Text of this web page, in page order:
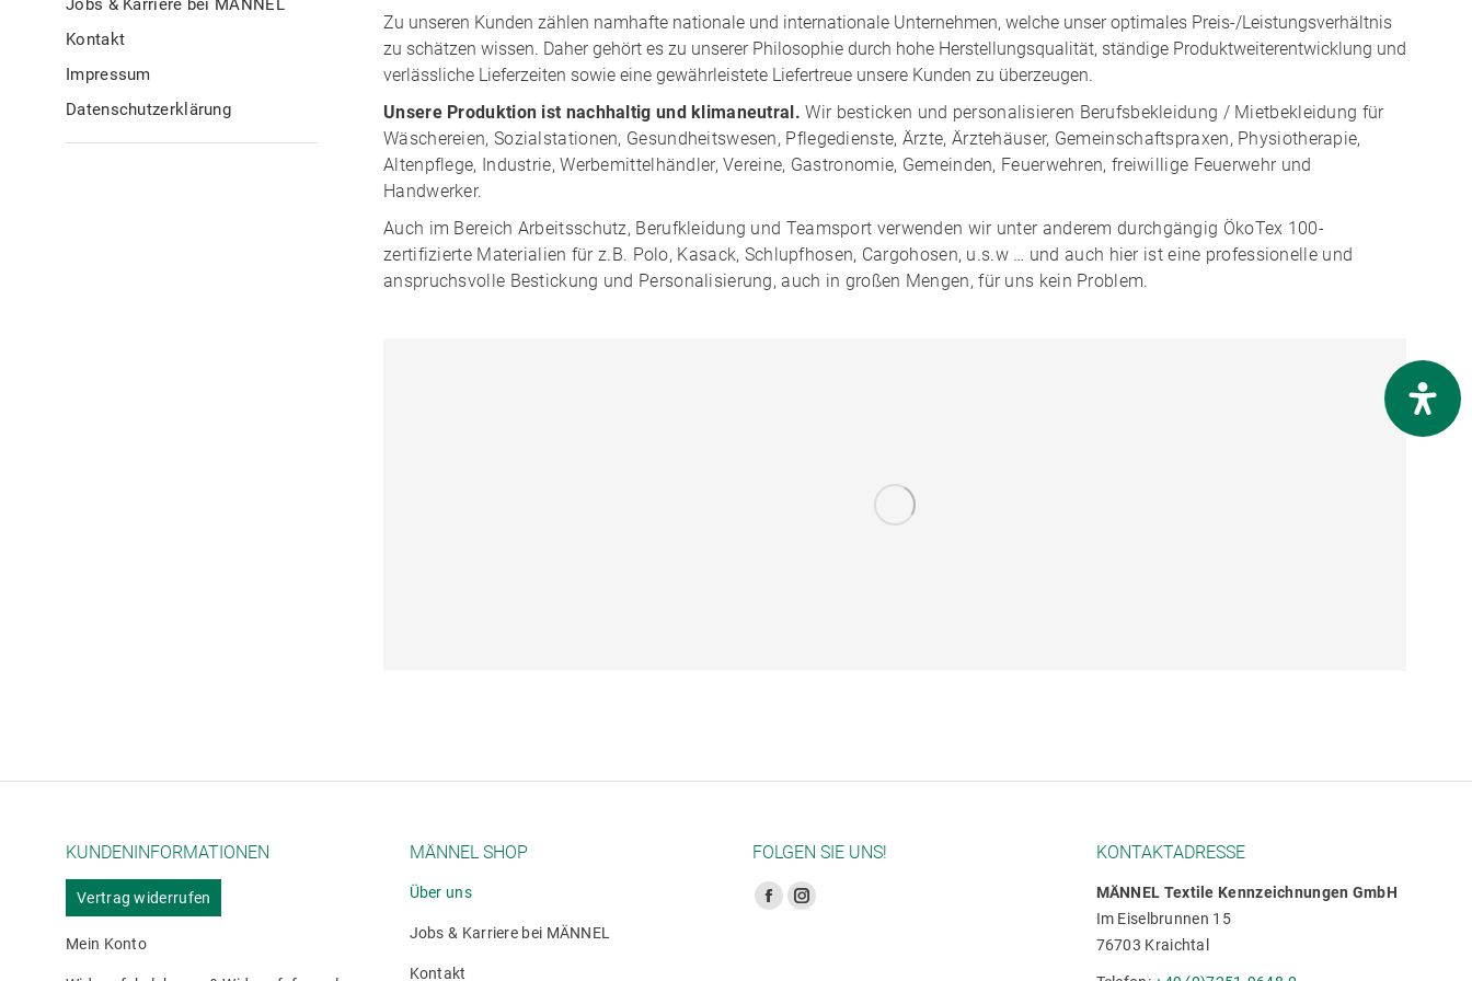
Zu unseren Kunden zählen namhafte nationale und internationale Unternehmen, welche unser optimales Preis-/Leistungsverhältnis
zu schätzen wissen. Daher gehört es zu unserer Philosophie durch hohe Herstellungsqualität, ständige Produktweiterentwicklung und
verlässliche Lieferzeiten sowie eine gewährleistete Liefertreue unsere Kunden zu überzeugen.
Unsere Produktion ist nachhaltig und klimaneutral. Wir besticken und personalisieren Berufsbekleidung / Mietbekleidung für
Wäschereien, Sozialstationen, Gesundheitswesen, Pflegedienste, Ärzte, Ärztehäuser, Gemeinschaftspraxen, Physiotherapie,
Altenpflege, Industrie, Werbemittelhändler, Vereine, Gastronomie, Gemeinden, Feuerwehren, freiwillige Feuerwehr und
Handwerker.
Auch im Bereich Arbeitsschutz, Berufkleidung und Teamsport verwenden wir unter anderem durchgängig ÖkoTex 100-
zertifizierte Materialien für z.B. Polo, Kasack, Schlupfhosen, Cargohosen, u.s.w … und auch hier ist eine professionelle und
anspruchsvolle Bestickung und Personalisierung, auch in großen Mengen, für uns kein Problem.
Jobs & Karriere bei MÄNNEL
Kontakt
Impressum
Datenschutzerklärung
KUNDENINFORMATIONEN
Vertrag widerrufen
Mein Konto
MÄNNEL SHOP
Über uns
Jobs & Karriere bei MÄNNEL
Kontakt
FOLGEN SIE UNS!
Finden Sie uns auf:
FacebookInstagram
KONTAKTADRESSE
MÄNNEL Textile Kennzeichnungen GmbH
Im Eiselbrunnen 15
76703 Kraichtal